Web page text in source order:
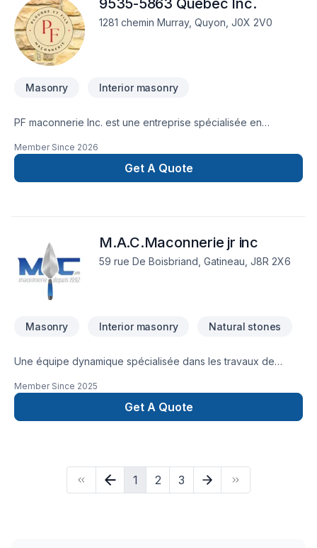
9535-5863 Québec Inc.
1281 chemin Murray, Quyon, J0X 2V0
Masonry Interior masonry
PF maconnerie Inc. est une entreprise spécialisée en
ans. Si vous avez des problèmes ont est là pour s'en
charger!On fais tout type de maconnerie
Member Since 2026
Get A Quote
M.A.C.Maconnerie jr inc
59 rue De Boisbriand, Gatineau, J8R 2X6
Masonry Interior masonry Natural stones
Une équipe dynamique spécialisée dans les travaux de
1992.Brique / Pierre / Bloc Construction Neuve /
Rénovation Cheminer Fondation de Bloc RéparationContacté
nousmacmaconnerie@hotmail.com819-664-5047
Member Since 2025
Get A Quote
1 2 3